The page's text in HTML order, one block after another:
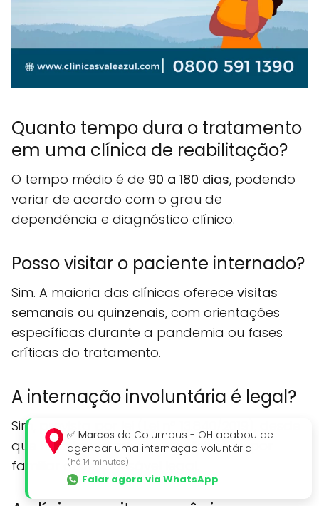
Quanto tempo dura o tratamento
em uma clínica de reabilitação?
O tempo médio é de 90 a 180 dias, podendo
variar de acordo com o grau de
dependência e diagnóstico clínico.
Posso visitar o paciente internado?
Sim. A maioria das clínicas oferece visitas
semanais ou quinzenais, com orientações
específicas durante a pandemia ou fases
críticas do tratamento.
A internação involuntária é legal?
Sim, prevista por lei (Lei nº 13.840/2019), desde
que haja laudo médico e solicitação por
familiar ou responsável legal.
✅ Marcos de Columbus - OH acabou de
agendar uma internação voluntária
(há 14 minutos)
Falar agora via WhatsApp